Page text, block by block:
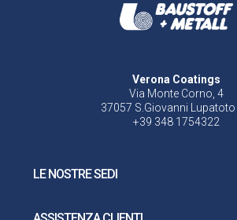
Verona Coatings
Via Monte Corno, 4
37057 S.Giovanni Lupatoto
+39 348 1754322
LE NOSTRE SEDI